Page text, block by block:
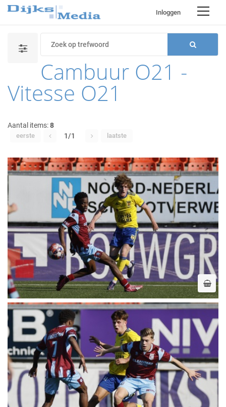
Inloggen
Cambuur O21 -
Vitesse O21
Aantal items:8
eerste 1/1 laatste